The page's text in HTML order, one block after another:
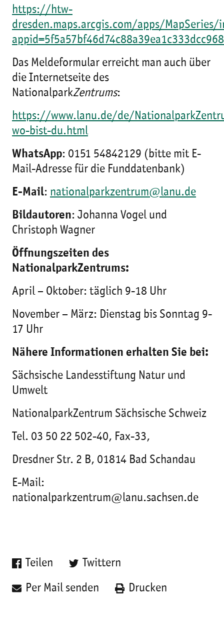
https://htw-
dresden.maps.arcgis.com/apps/MapSeries/
appid=5f5a57bf46d74c88a39ea1c333dcc968
Das Meldeformular erreicht man auch über
die Internetseite des
NationalparkZentrums:
https://www.lanu.de/de/
wo-bist-du.html
WhatsApp: 0151 54842129 (bitte mit E-
Mail-Adresse für die Funddatenbank)
E-Mail: nationalparkzentrum@lanu.de
Bildautoren: Johanna Vogel und
Christoph Wagner
Öffnungszeiten des
NationalparkZentrums:
April – Oktober: täglich 9-18 Uhr
November – März: Dienstag bis Sonntag 9-
17 Uhr
Nähere Informationen erhalten Sie bei:
Sächsische Landesstiftung Natur und
Umwelt
NationalparkZentrum Sächsische Schweiz
Tel. 03 50 22 502-40, Fax-33,
Dresdner Str. 2 B, 01814 Bad Schandau
E-Mail:
nationalparkzentrum@lanu.sachsen.de
Teilen Twittern
Per Mail senden Drucken